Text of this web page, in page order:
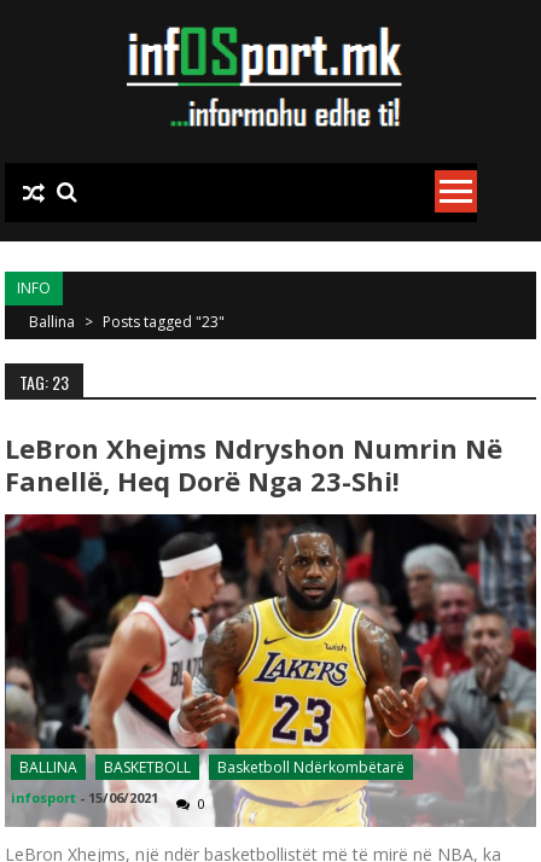
INFO
Ballina > Posts tagged "23"
TAG: 23
LeBron Xhejms Ndryshon Numrin Në
Fanellë, Heq Dorë Nga 23-Shi!
BALLINA BASKETBOLL Basketboll Ndërkombëtarë
infosport - 15/06/2021 0
LeBron Xhejms, një ndër basketbollistët më të mirë në NBA, ka